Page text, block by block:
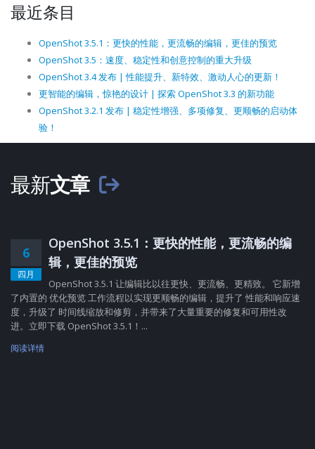
最近条目
OpenShot 3.5.1：更快的性能，更流畅的编辑，更佳的预览
OpenShot 3.5：速度、稳定性和创意控制的重大升级
OpenShot 3.4 发布 | 性能提升、新特效、激动人心的更新！
更智能的编辑，惊艳的设计 | 探索 OpenShot 3.3 的新功能
OpenShot 3.2.1 发布 | 稳定性增强、多项修复、更顺畅的启动体
验！
最新文章
6
四月
OpenShot 3.5.1：更快的性能，更流畅的编
辑，更佳的预览
OpenShot 3.5.1 让编辑比以往更快、更流畅、更精致。 它新增
了内置的 优化预览 工作流程以实现更顺畅的编辑，提升了 性能和响应速
度，升级了 时间线缩放和修剪，并带来了大量重要的修复和可用性改
进。立即下载 OpenShot 3.5.1！...
阅读详情